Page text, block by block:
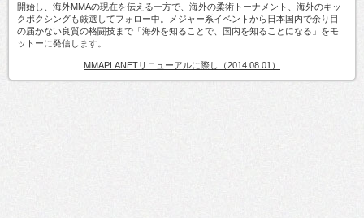
開始し、海外MMAの現在を伝える一方で、海外の柔術トーナメント、海外のキッ
クボクシングも厳選してフォロー中。メジャー系イベントから日本国内で余り目
の届かない良質の格闘技まで「海外を知ることで、国内を知ることになる」をモ
ットーに発信します。
MMAPLANETリニューアルに際し（2014.08.01）